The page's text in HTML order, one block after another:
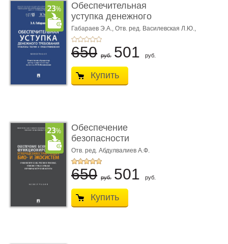
Обеспечительная
уступка денежного
требования ...
Габараев Э.А., Отв. ред. Василевская Л.Ю.,
вступ. сл. Каретина М.Г.
650 руб. 501 руб.
Купить
Обеспечение
безопасности
функционирования уг
...
Отв. ред. Абдулвалиев А.Ф.
650 руб. 501 руб.
Купить